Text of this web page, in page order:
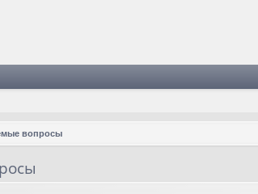
вопросы